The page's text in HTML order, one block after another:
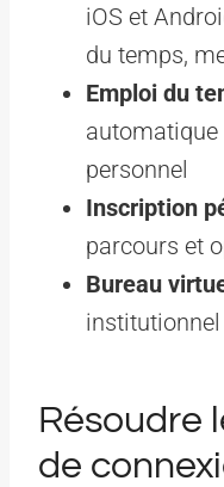
iOS et
du temps,
Emploi du
personnel
Inscription
parcours et
Bureau
institutionnel
Résoudre
de